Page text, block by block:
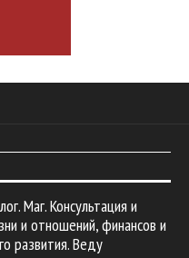
Маг. Консультация и
и отношений, финансов и
развития. Веду